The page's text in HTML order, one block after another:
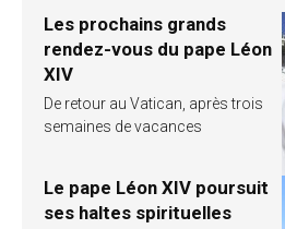
Les prochains grands
rendez-vous du pape Léon
XIV
De retour au Vatican, après trois
semaines de vacances
Le pape Léon XIV poursuit
ses haltes spirituelles